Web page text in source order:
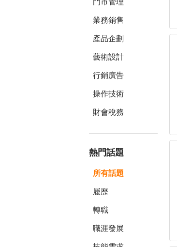
門市管理
業務銷售
產品企劃
藝術設計
行銷廣告
操作技術
財會稅務
熱門話題
所有話題
履歷
轉職
職涯發展